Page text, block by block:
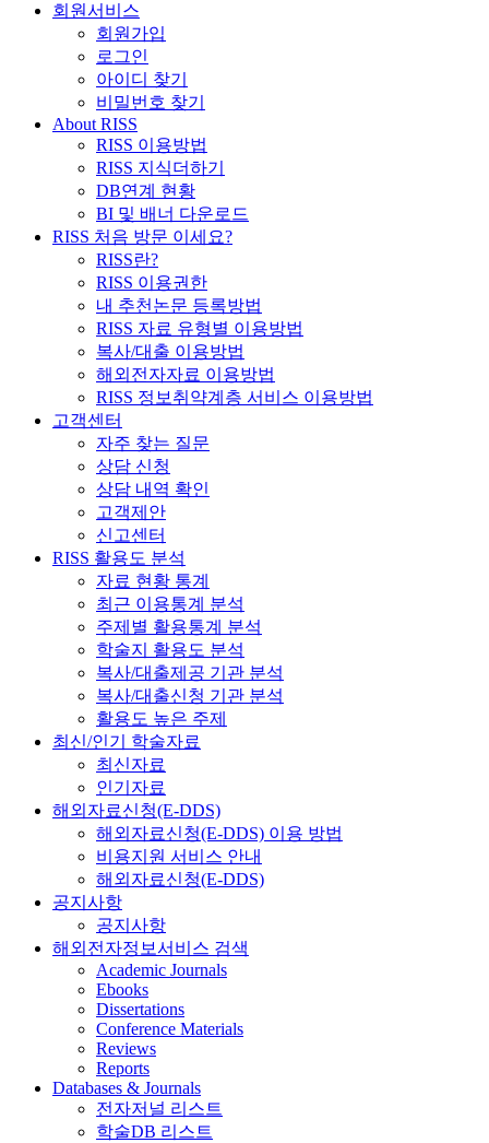
회원서비스
회원가입
로그인
아이디 찾기
비밀번호 찾기
About RISS
RISS 이용방법
RISS 지식더하기
DB연계 현황
BI 및 배너 다운로드
RISS 처음 방문 이세요?
RISS란?
RISS 이용권한
내 추천논문 등록방법
RISS 자료 유형별 이용방법
복사/대출 이용방법
해외전자자료 이용방법
RISS 정보취약계층 서비스 이용방법
고객센터
자주 찾는 질문
상담 신청
상담 내역 확인
고객제안
신고센터
RISS 활용도 분석
자료 현황 통계
최근 이용통계 분석
주제별 활용통계 분석
학술지 활용도 분석
복사/대출제공 기관 분석
복사/대출신청 기관 분석
활용도 높은 주제
최신/인기 학술자료
최신자료
인기자료
해외자료신청(E-DDS)
해외자료신청(E-DDS) 이용 방법
비용지원 서비스 안내
해외자료신청(E-DDS)
공지사항
공지사항
해외전자정보서비스 검색
Academic Journals
Ebooks
Dissertations
Conference Materials
Reviews
Reports
Databases & Journals
전자저널 리스트
학술DB 리스트